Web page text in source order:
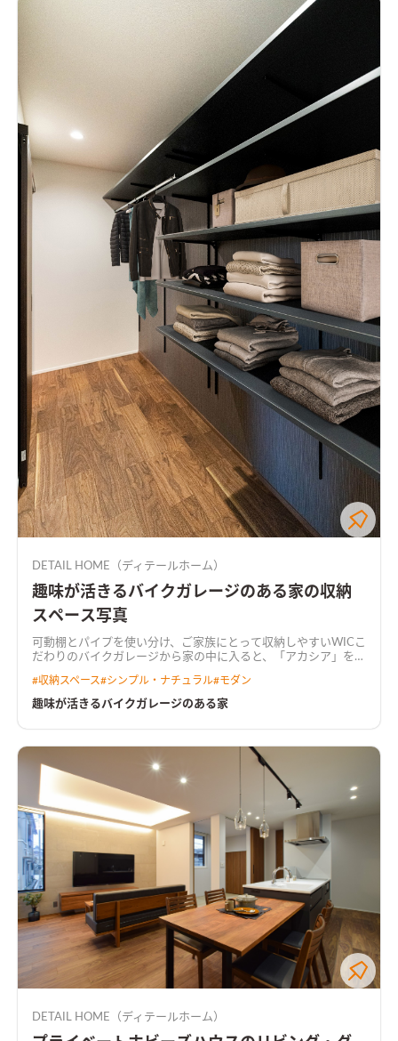
DETAIL HOME（ディテールホーム）
趣味が活きるバイクガレージのある家の収納
スペース写真
可動棚とパイプを使い分け、ご家族にとって収納しやすいWIC こ
だわりのバイクガレージから家の中に入ると、「アカシア」を基
階段、開口の先に広がる庭は、暮らしをより豊かにする。
シアを基調とした落ち着いた雰囲気のLDK壁掛けTV裏はこだわ
施主こだわりのバイクガレージ趣味のバイク用品な
どをガレージに収納、暮らしながらカスタマイズしていく
#収納スペース#シンプル・ナチュラル#モダン
趣味が活きるバイクガレージのある家
DETAIL HOME（ディテールホーム）